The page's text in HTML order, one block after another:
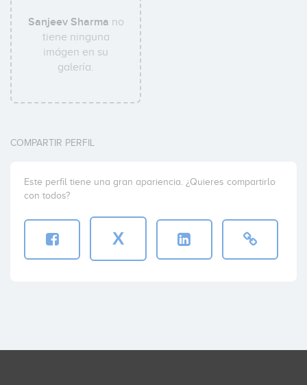
Sanjeev Sharma no
tiene ninguna
imágen en su
galería.
COMPARTIR PERFIL
Este perfil tiene una gran apariencia. ¿Quieres compartirlo
con todos?
X